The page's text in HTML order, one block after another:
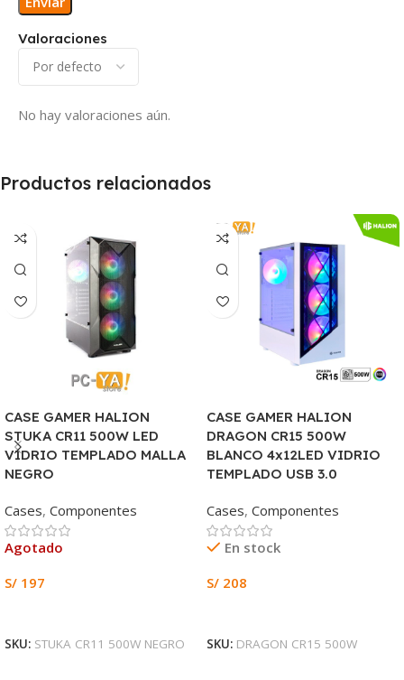
Valoraciones
No hay valoraciones aún.
Productos relacionados
CASE GAMER HALION
STUKA CR11 500W LED
VIDRIO TEMPLADO MALLA
NEGRO
Cases, Componentes
Agotado
S/ 197
SKU: STUKA CR11 500W NEGRO
CASE GAMER HALION
DRAGON CR15 500W
BLANCO 4x12LED VIDRIO
TEMPLADO USB 3.0
Cases, Componentes
En stock
S/ 208
SKU: DRAGON CR15 500W